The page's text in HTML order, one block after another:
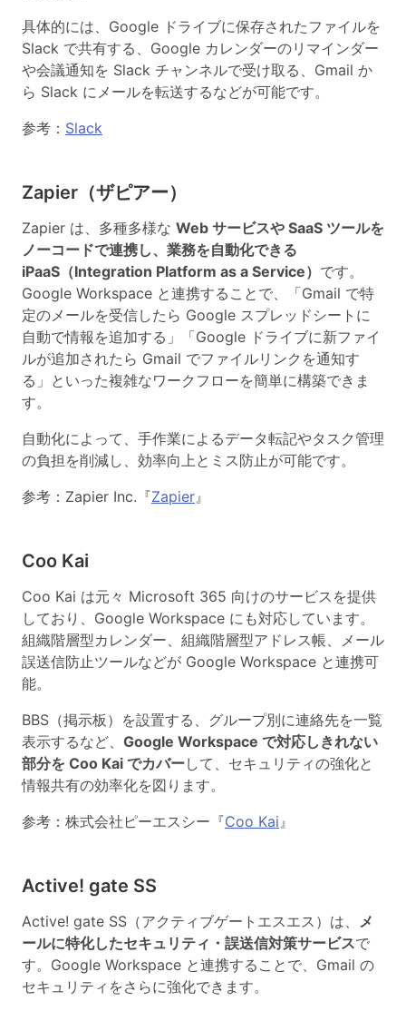
具体的には、Google ドライブに保存されたファイルを
Slack で共有する、Google カレンダーのリマインダー
や会議通知を Slack チャンネルで受け取る、Gmail か
ら Slack にメールを転送するなどが可能です。
参考： Slack
Zapier（ザピアー）
Zapier は、多種多様な Web サービスや SaaS ツールを
ノーコードで連携し、業務を自動化できる
iPaaS（Integration Platform as a Service） です。
Google Workspace と連携することで、「Gmail で特
定のメールを受信したら Google スプレッドシートに
自動で情報を追加する」「Google ドライブに新ファイ
ルが追加されたら Gmail でファイルリンクを通知す
る」といった複雑なワークフローを簡単に構築できま
す。
自動化によって、手作業によるデータ転記やタスク管理
の負担を削減し、効率向上とミス防止が可能です。
参考：Zapier Inc.『Zapier 』
Coo Kai
Coo Kai は元々 Microsoft 365 向けのサービスを提供
しており、Google Workspace にも対応しています。
組織階層型カレンダー、組織階層型アドレス帳、メール
誤送信防止ツールなどが Google Workspace と連携可
能。
BBS（掲示板）を設置する、グループ別に連絡先を一覧
表示するなど、 Google Workspace で対応しきれない
部分を Coo Kai でカバーして、セキュリティの強化と
情報共有の効率化を図ります。
参考：株式会社ピーエスシー『Coo Kai 』
Active! gate SS
Active! gate SS（アクティブゲートエスエス）は、
メ
ールに特化したセキュリティ・誤送信対策サービスで
す。Google Workspace と連携することで、Gmail の
セキュリティをさらに強化できます。